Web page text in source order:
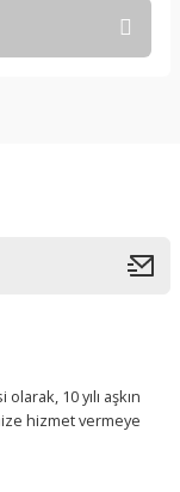
10 yılı aşkın
hizmet vermeye